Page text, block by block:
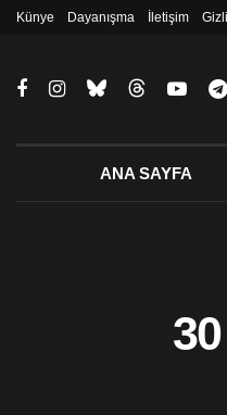
Künye Dayanışma İletişim
ANA SAYFA